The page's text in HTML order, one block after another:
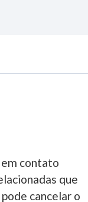
contato
que
cancelar o